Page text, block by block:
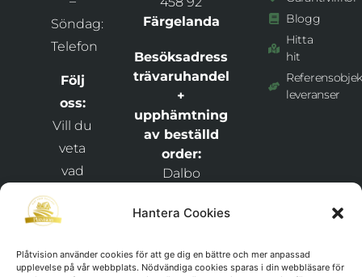
Hantera Cookies
Plåtvision använder cookies för att ge dig en bättre och mer anpassad
upplevelse på vår webbplats. Nödvändiga cookies sparas i din webbläsare för
Söndag:
Telefon
Följ
oss:
Vill du
veta
vad
händer
och
Färgelanda
Besöksadress
trävaruhandel
+
upphämtning
av beställd
order:
Dalbo
Plåtvision
46269
Frändefors
Blogg
Hitta
hit
leveranser